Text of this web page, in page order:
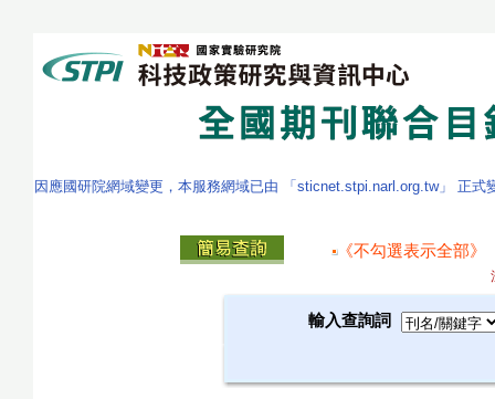
因應國研院網域變更，本服務網域已由 「sticnet.stpi.narl.org.tw」 正
《不勾選表示全部》
輸入查詢詞